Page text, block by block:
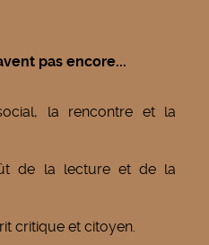
pas encore...
la rencontre et la
de la lecture et de la
critique et citoyen.